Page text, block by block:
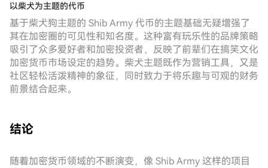
以柴犬为主题的代币
基于柴犬狗主题的 Shib Army 代币的主题基础无疑增强了
其在加密圈的可见性和知名度。这种富有玩乐性的品牌策略
吸引了众多爱好者和加密投资者，反映了前辈们在搞笑文化
加密货币市场设定的趋势。柴犬主题既作为营销工具，又是
社区轻松活泼精神的象征，同时致力于将乐趣与可观的财务
前景结合起来。
结论
随着加密货币领域的不断演变，像 Shib Army 这样的项目